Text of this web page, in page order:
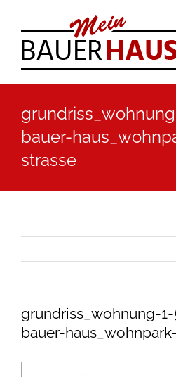
Inhalt
springen
bauer-
strasse
grundriss_wohnung-
bauer-